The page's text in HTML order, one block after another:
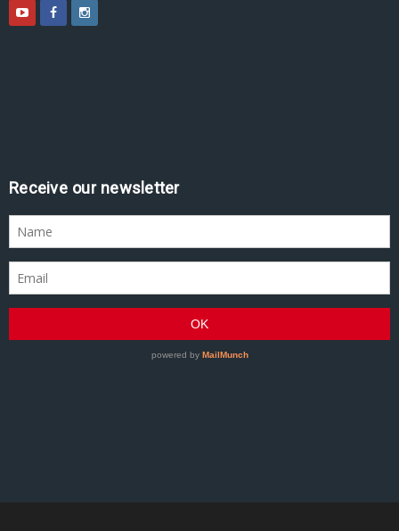
Receive our newsletter